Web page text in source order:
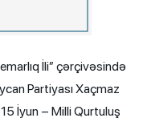
İli” çərçivəsində
Partiyası Xaçmaz
İyun – Milli Qurtuluş